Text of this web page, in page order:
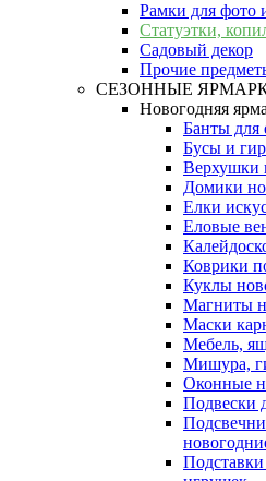
Рамки для фото
Статуэтки,
Садовый декор
Прочие
СЕЗОННЫЕ
Новогодняя
Банты для
Бусы и
Верхушки
Домики
Елки
Еловые
Коврики
Куклы
Магниты
Маски
Мебель,
Мишура,
Оконные
Подвески